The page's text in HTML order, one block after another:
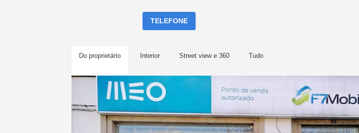
TELEFONE
Do proprietário Interior Street view e 360 Tudo